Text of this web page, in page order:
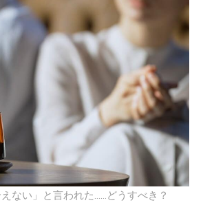
えない」と言われた……どうすべき？